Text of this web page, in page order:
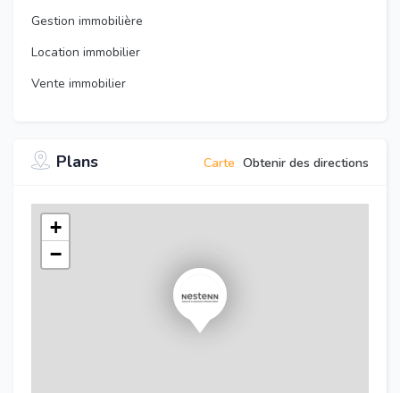
Gestion immobilière
Location immobilier
Vente immobilier
Plans Carte Obtenir des directions
+
−